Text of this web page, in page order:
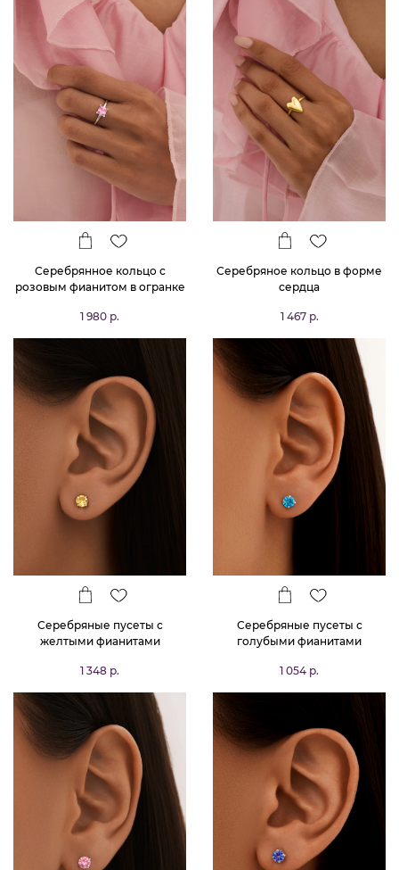
Серебрянное кольцо с
розовым фианитом в огранке
1 980 р.
Серебряное кольцо в форме
сердца
1 467 р.
Серебряные пусеты с
желтыми фианитами
1 348 р.
Серебряные пусеты с
голубыми фианитами
1 054 р.